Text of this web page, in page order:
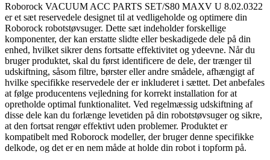
Roborock VACUUM ACC PARTS SET/S80 MAXV U 8.02.0322
er et sæt reservedele designet til at vedligeholde og optimere din
Roborock robotstøvsuger. Dette sæt indeholder forskellige
komponenter, der kan erstatte slidte eller beskadigede dele på din
enhed, hvilket sikrer dens fortsatte effektivitet og ydeevne. Når du
bruger produktet, skal du først identificere de dele, der trænger til
udskiftning, såsom filtre, børster eller andre smådele, afhængigt af
hvilke specifikke reservedele der er inkluderet i sættet. Det anbefales
at følge producentens vejledning for korrekt installation for at
opretholde optimal funktionalitet. Ved regelmæssig udskiftning af
disse dele kan du forlænge levetiden på din robotstøvsuger og sikre,
at den fortsat rengør effektivt uden problemer. Produktet er
kompatibelt med Roborock modeller, der bruger denne specifikke
delkode, og det er en nem måde at holde din robot i topform på.